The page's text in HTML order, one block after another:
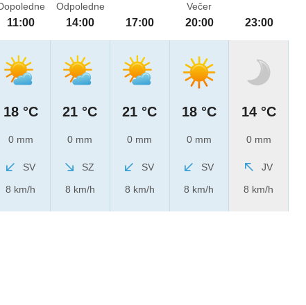
11:00
18 °C
0 mm
SV
8 km/h
Odpoledne
14:00
21 °C
0 mm
SZ
8 km/h
17:00
21 °C
0 mm
SV
8 km/h
Večer
20:00
18 °C
0 mm
SV
8 km/h
23:00
14 °C
0 mm
JV
8 km/h